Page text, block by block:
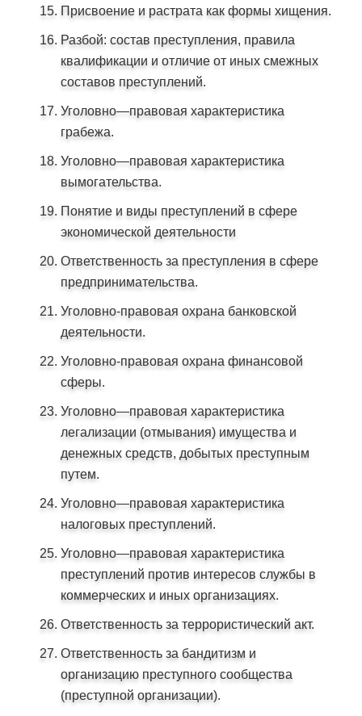
Присвоение и растрата как формы хищения.
Разбой: состав преступления, правила
квалификации и отличие от иных смежных
составов преступлений.
Уголовно—правовая характеристика
грабежа.
Уголовно—правовая характеристика
вымогательства.
Понятие и виды преступлений в сфере
экономической деятельности
Ответственность за преступления в сфере
предпринимательства.
Уголовно-правовая охрана банковской
деятельности.
Уголовно-правовая охрана финансовой
сферы.
Уголовно—правовая характеристика
легализации (отмывания) имущества и
денежных средств, добытых преступным
путем.
Уголовно—правовая характеристика
налоговых преступлений.
Уголовно—правовая характеристика
преступлений против интересов службы в
коммерческих и иных организациях.
Ответственность за террористический акт.
Ответственность за бандитизм и
организацию преступного сообщества
(преступной организации).